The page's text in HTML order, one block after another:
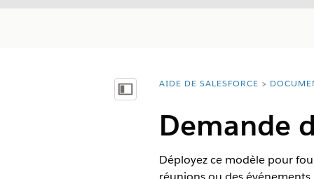
Afficher la table des matières
Vous êtes ici :
AIDE DE SALESFORCE
Demande
Déployez ce modèle pour